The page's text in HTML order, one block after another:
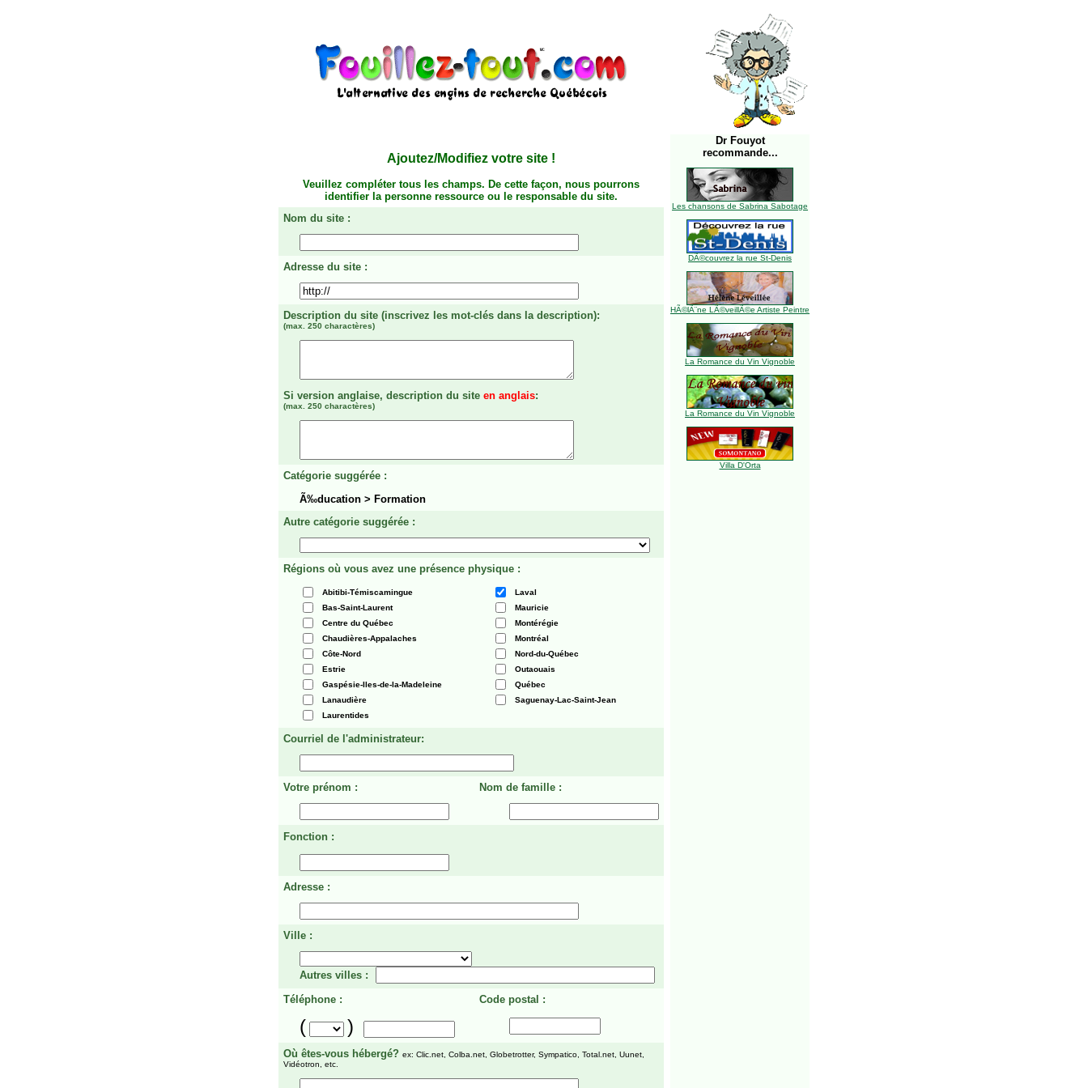
Ajoutez/Modifiez votre site !
Veuillez compléter tous les champs. De cette façon, nous pourrons
identifier la personne ressource ou le responsable du site.
Nom du site :
Adresse du site :
Description du site (inscrivez les mot-clés dans la description):
(max. 250 charactères)
Si version anglaise, description du site en anglais:
(max. 250 charactères)
Catégorie suggérée :
Ã‰ducation > Formation
Autre catégorie suggérée :
Régions où vous avez une présence physique :
Abitibi-Témiscamingue
Laval
Bas-Saint-Laurent
Mauricie
Centre du Québec
Montérégie
Chaudières-Appalaches
Montréal
Côte-Nord
Nord-du-Québec
Estrie
Outaouais
Gaspésie-Iles-de-la-Madeleine
Québec
Lanaudière
Saguenay-Lac-Saint-Jean
Laurentides
Courriel de l'administrateur:
Votre prénom : Nom de famille :
Fonction :
Adresse :
Ville :
Autres villes :
Téléphone :
Code postal :
( )
Où êtes-vous hébergé? ex: Clic.net, Colba.net, Globetrotter, Sympatico, Total.net, Uunet,
Vidéotron, etc.
Dr Fouyot
recommande...
Les chansons de Sabrina Sabotage
DÃ©couvrez la rue St-Denis
HÃ©lÃ¨ne LÃ©veillÃ©e Artiste Peintre
La Romance du Vin Vignoble
La Romance du Vin Vignoble
Villa D'Orta